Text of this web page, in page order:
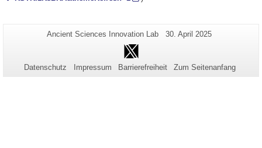
Zusätzliche
Informationen
zu
dieser
Seiten-
Ancient Sciences Innovation Lab
Letzte
30. April 2025
Twitter
Datenschutz Impressum Barrierefreiheit Zum Seitenanfang